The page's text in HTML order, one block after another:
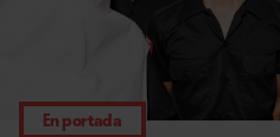
En portada